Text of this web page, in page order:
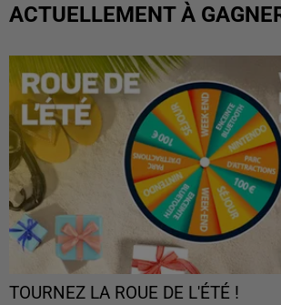
ACTUELLEMENT À
TOURNEZ LA ROUE DE L'ÉTÉ !